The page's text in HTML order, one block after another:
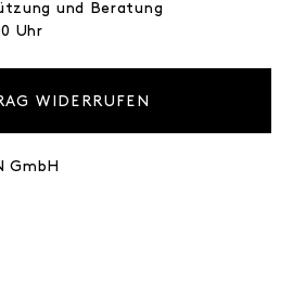
und Beratung
Uhr
WIDERRUFEN
GmbH